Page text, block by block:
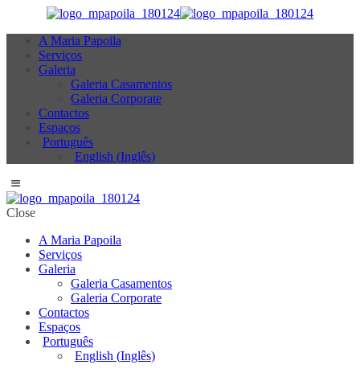
A Maria Papoila
Serviços
Galeria
Galeria Casamentos
Galeria Corporate
Contactos
Espaços
Português
English (Inglês)
Close
A Maria Papoila
Serviços
Galeria
Galeria Casamentos
Galeria Corporate
Contactos
Espaços
Português
English (Inglês)